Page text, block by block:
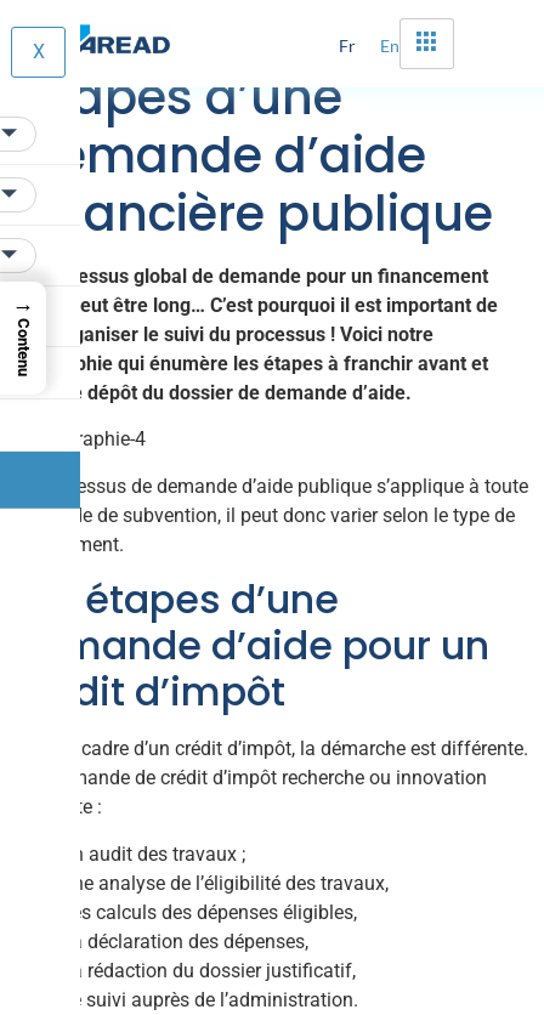
Fr En
X
Infographie : Les
étapes d’une
demande d’aide
financière publique
Le processus global de demande pour un financement
public peut être long… C’est pourquoi il est important de
bien organiser le suivi du processus ! Voici notre
infographie qui énumère les étapes à franchir avant et
après le dépôt du dossier de demande d’aide.
Ce processus de demande d’aide publique s’applique à toute
demande de subvention, il peut donc varier selon le type de
financement.
Les étapes d’une
demande d’aide pour un
crédit d’impôt
Dans le cadre d’un crédit d’impôt, la démarche est différente.
Une demande de crédit d’impôt recherche ou innovation
nécessite :
Un audit des travaux ;
Une analyse de l’éligibilité des travaux,
Les calculs des dépenses éligibles,
La déclaration des dépenses,
La rédaction du dossier justificatif,
Le suivi auprès de l’administration.
→
Contenu